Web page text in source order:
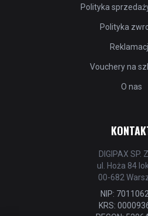
Polityka
Polityka
Vouchery na
O nas
DIGIPAX SP.
ul. Hoża 84
00-682
NIP:
KRS: